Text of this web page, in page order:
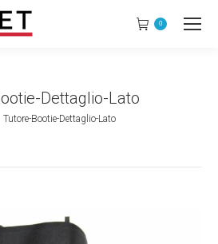
0
Dettaglio-Lato
Tutore-Bootie-Dettaglio-Lato